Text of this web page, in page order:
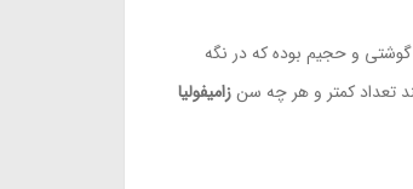
گوشتی و حجیم بوده که در نگه
زامیفولیا